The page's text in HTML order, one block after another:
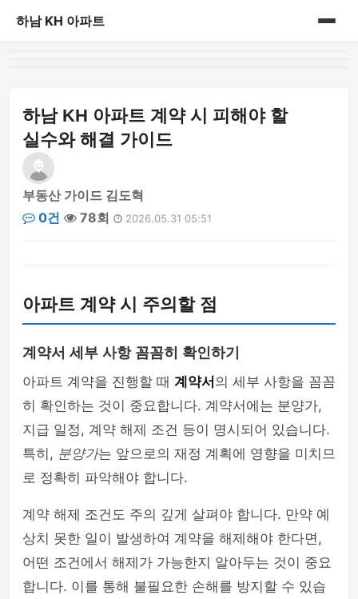
하남 KH 아파트
하남 KH 아파트 계약 시 피해야 할
실수와 해결 가이드
부동산 가이드 김도혁
0건
78회 2026.05.31 05:51
아파트 계약 시 주의할 점
계약서 세부 사항 꼼꼼히 확인하기
아파트 계약을 진행할 때 계약서 의 세부 사항을 꼼꼼
히 확인하는 것이 중요합니다. 계약서에는 분양가,
지급 일정, 계약 해제 조건 등이 명시되어 있습니다.
특히, 분양가는 앞으로의 재정 계획에 영향을 미치므
로 정확히 파악해야 합니다.
계약 해제 조건도 주의 깊게 살펴야 합니다. 만약 예
상치 못한 일이 발생하여 계약을 해제해야 한다면,
어떤 조건에서 해제가 가능한지 알아두는 것이 중요
합니다. 이를 통해 불필요한 손해를 방지할 수 있습